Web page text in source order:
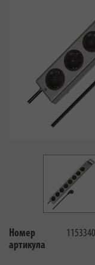
Номер
артикула